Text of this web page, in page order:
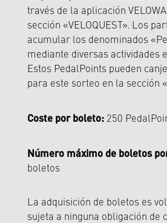
través de la aplicación
sección «VELOQUEST». Los
acumular los denominados
mediante diversas actividades
Estos PedalPoints pueden
para este sorteo en la sección
Coste por boleto: 250
Número máximo de boletos
boletos
La adquisición de boletos es
sujeta a ninguna obligación de